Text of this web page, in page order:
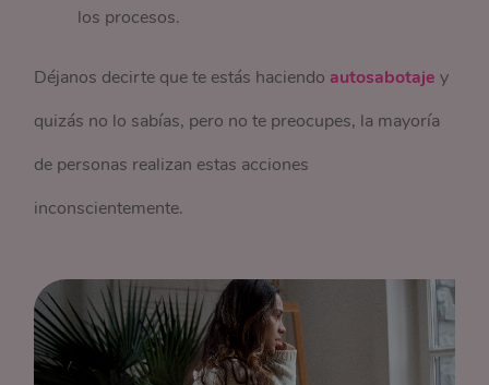
los procesos.
Déjanos decirte que te estás haciendo autosabotaje y
quizás no lo sabías, pero no te preocupes, la mayoría
de personas realizan estas acciones
inconscientemente.